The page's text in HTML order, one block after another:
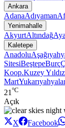
Ankara
AdanaAdıyaman
Yenimahalle
AkyurtAltındağ
Kaletepe
Anadolu
SitesiBeştepeBurç
Koop.Kuzey
Mart
21 °C
Açık
X Facebook